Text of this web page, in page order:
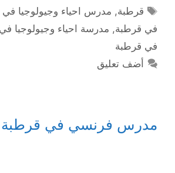
الوسوم
قرطبة, مدرس احياء وجيولوجيا
في قرطبة, مدرسة احياء وجيولوجيا
في قرطبة
أضف تعليق
مدرس فرنسي في قرطبة